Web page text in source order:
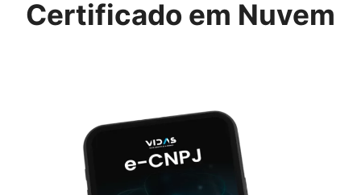
Certificado em Nuvem